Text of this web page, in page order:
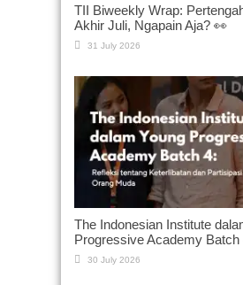
TII Biweekly Wrap:
Akhir Juli, Ngapain Aja? 👀
31 July 2026
The Indonesian Institute
Progressive Academy Batch
30 July 2026